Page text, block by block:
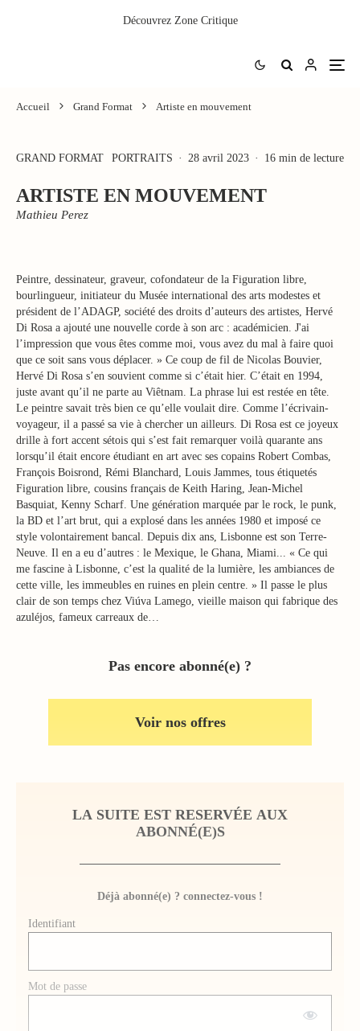
Découvrez Zone Critique
Accueil Grand Format Artiste en mouvement
GRAND FORMAT PORTRAITS · 28 avril 2023 · 16 min de lecture
ARTISTE EN MOUVEMENT
Mathieu Perez
Peintre, dessinateur, graveur, cofondateur de la Figuration libre,
bourlingueur, initiateur du Musée international des arts modestes et
président de l’ADAGP, société des droits d’auteurs des artistes, Hervé
Di Rosa a ajouté une nouvelle corde à son arc : académicien. J'ai
l’impression que vous êtes comme moi, vous avez du mal à faire quoi
que ce soit sans vous déplacer. » Ce coup de fil de Nicolas Bouvier,
Hervé Di Rosa s’en souvient comme si c’était hier. C’était en 1994,
juste avant qu’il ne parte au Viêtnam. La phrase lui est restée en tête.
Le peintre savait très bien ce qu’elle voulait dire. Comme l’écrivain-
voyageur, il a passé sa vie à chercher un ailleurs. Di Rosa est ce joyeux
drille à fort accent sétois qui s’est fait remarquer voilà quarante ans
lorsqu’il était encore étudiant en art avec ses copains Robert Combas,
François Boisrond, Rémi Blanchard, Louis Jammes, tous étiquetés
Figuration libre, cousins français de Keith Haring, Jean-Michel
Basquiat, Kenny Scharf. Une génération marquée par le rock, le punk,
la BD et l’art brut, qui a explosé dans les années 1980 et imposé ce
style volontairement bancal. Depuis dix ans, Lisbonne est son Terre-
Neuve. Il en a eu d’autres : le Mexique, le Ghana, Miami... « Ce qui
me fascine à Lisbonne, c’est la qualité de la lumière, les ambiances de
cette ville, les immeubles en ruines en plein centre. » Il passe le plus
clair de son temps chez Viúva Lamego, vieille maison qui fabrique des
azuléjos, fameux carreaux de…
Pas encore abonné(e) ?
Voir nos offres
LA SUITE EST RESERVÉE AUX
ABONNÉ(E)S
Déjà abonné(e) ? connectez-vous !
Identifiant
Mot de passe